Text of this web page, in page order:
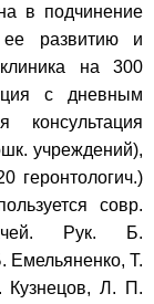
в подчинение
ее развитию и
на 300
с дневным
учреждений),
геронтологич.)
совр.
Рук. Б.
Емельяненко, Т.
Л. П.